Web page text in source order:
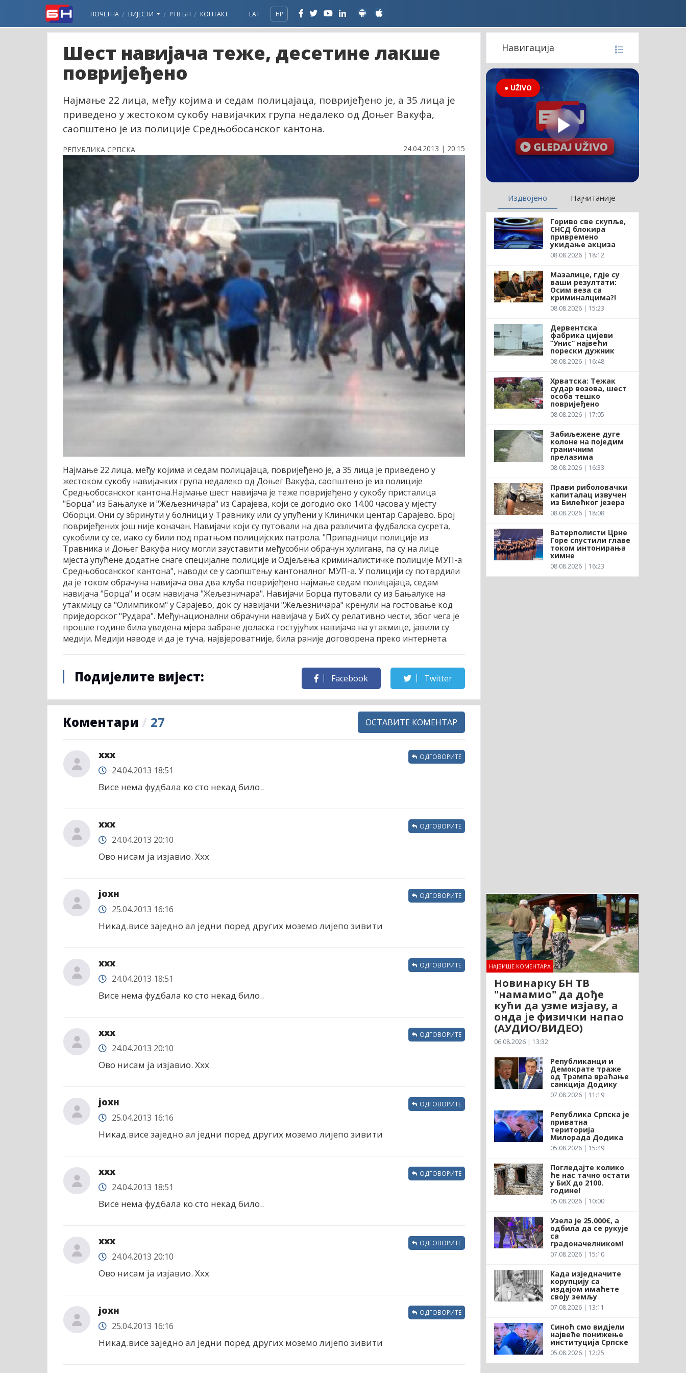
ПОЧЕТНА ВИЈЕСТИ РТВ БН КОНТАКТ LAT ЋР
Шест навијача теже, десетине лакше
повријеђено
Најмање 22 лица, међу којима и седам полицајаца, повријеђено је, а 35 лица је
приведено у жестоком сукобу навијачких група недалеко од Доњег Вакуфа,
саопштено је из полиције Средњобосанског кантона.
РЕПУБЛИКА СРПСКА 24.04.2013 | 20:15
Најмање 22 лица, међу којима и седам полицајаца, повријеђено је, а 35 лица је приведено у
жестоком сукобу навијачких група недалеко од Доњег Вакуфа, саопштено је из полиције
Средњобосанског кантона.Најмање шест навијача је теже повријеђено у сукобу присталица
"Борца" из Бањалуке и "Жељезничара" из Сарајева, који се догодио око 14.00 часова у мјесту
Оборци. Они су збринути у болници у Травнику или су упућени у Клинички центар Сарајево. Број
повријеђених још није коначан. Навијачи који су путовали на два различита фудбалска сусрета,
сукобили су се, иако су били под пратњом полицијских патрола. "Припадници полиције из
Травника и Доњег Вакуфа нису могли зауставити међусобни обрачун хулигана, па су на лице
мјеста упућене додатне снаге специјалне полиције и Одјељења криминалистичке полиције МУП-а
Средњобосанског кантона", наводи се у саопштењу кантоналног МУП-а. У полицији су потврдили
да је током обрачуна навијача ова два клуба повријеђено најмање седам полицајаца, седам
навијача "Борца" и осам навијача "Жељезничара". Навијачи Борца путовали су из Бањалуке на
утакмицу са "Олимпиком" у Сарајево, док су навијачи "Жељезничара" кренули на гостовање код
приједорског "Рудара". Међунационални обрачуни навијача у БиХ су релативно чести, због чега је
прошле године била уведена мјера забране доласка гостујућих навијача на утакмице, јавили су
медији. Медији наводе и да је туча, највјероватније, била раније договорена преко интернета.
Подијелите вијест: Facebook Twitter
Коментари / 27 ОСТАВИТЕ КОМЕНТАР
xxx
24.04.2013 18:51
Висе нема фудбала ко сто некад било..
ОДГОВОРИТЕ
xxx
24.04.2013 20:10
Ово нисам ја изјавио. Xxx
ОДГОВОРИТЕ
јохн
25.04.2013 16:16
Никад.висе заједно ал једни поред других моземо лијепо зивити
ОДГОВОРИТЕ
xxx
24.04.2013 18:51
Висе нема фудбала ко сто некад било..
ОДГОВОРИТЕ
xxx
24.04.2013 20:10
Ово нисам ја изјавио. Xxx
ОДГОВОРИТЕ
јохн
25.04.2013 16:16
Никад.висе заједно ал једни поред других моземо лијепо зивити
ОДГОВОРИТЕ
xxx
24.04.2013 18:51
Висе нема фудбала ко сто некад било..
ОДГОВОРИТЕ
xxx
24.04.2013 20:10
Ово нисам ја изјавио. Xxx
ОДГОВОРИТЕ
јохн
25.04.2013 16:16
Никад.висе заједно ал једни поред других моземо лијепо зивити
ОДГОВОРИТЕ
Навигација
● UŽIVO
Издвојено Најчитаније
Гориво све скупље,
СНСД блокира
привремено
укидање акциза
08.08.2026 | 18:12
Мазалице, гдје су
ваши резултати:
Осим веза са
криминалцима?!
08.08.2026 | 15:23
Дервентска
фабрика цијеви
“Унис” највећи
порески дужник
08.08.2026 | 16:48
Хрватска: Тежак
судар возова, шест
особа тешко
повријеђено
08.08.2026 | 17:05
Забиљежене дуге
колоне на поједим
граничним
прелазима
08.08.2026 | 16:33
Прави риболовачки
капиталац извучен
из Билећког језера
08.08.2026 | 18:08
Ватерполисти Црне
Горе спустили главе
током интонирања
химне
08.08.2026 | 16:23
НАЈВИШЕ КОМЕНТАРА
Новинарку БН ТВ
"намамио" да дође
кући да узме изјаву, а
онда је физички напао
(АУДИО/ВИДЕО)
06.08.2026 | 13:32
Републиканци и
Демократе траже
од Трампа враћање
санкција Додику
07.08.2026 | 11:19
Република Српска је
приватна
територија
Милорада Додика
05.08.2026 | 15:49
Погледајте колико
ће нас тачно остати
у БиХ до 2100.
године!
05.08.2026 | 10:00
Узела је 25.000€, а
одбила да се рукује
са
градоначелником!
07.08.2026 | 15:10
Када изједначите
корупцију са
издајом имаћете
своју земљу
07.08.2026 | 13:11
Синоћ смо видјели
највеће понижење
институција Српске
05.08.2026 | 12:25